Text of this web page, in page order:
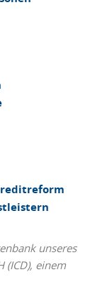
unseres
(ICD), einem